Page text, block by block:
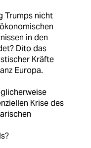
Trumps nicht
in den
Dito das
Kräfte
Europa.
Krise des